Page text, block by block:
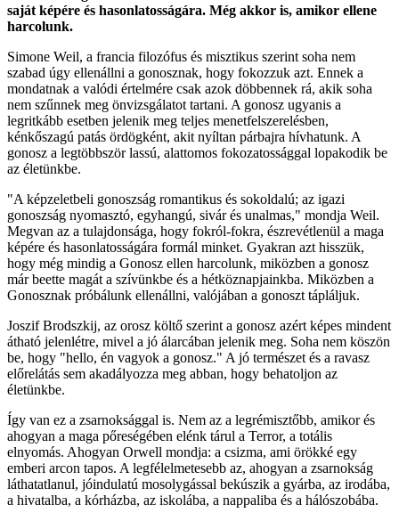
saját képére és hasonlatosságára. Még akkor is, amikor ellene
harcolunk.
Simone Weil, a francia filozófus és misztikus szerint soha nem
szabad úgy ellenállni a gonosznak, hogy fokozzuk azt. Ennek a
mondatnak a valódi értelmére csak azok döbbennek rá, akik soha
nem szűnnek meg önvizsgálatot tartani. A gonosz ugyanis a
legritkább esetben jelenik meg teljes menetfelszerelésben,
kénkőszagú patás ördögként, akit nyíltan párbajra hívhatunk. A
gonosz a legtöbbször lassú, alattomos fokozatossággal lopakodik be
az életünkbe.
"A képzeletbeli gonoszság romantikus és sokoldalú; az igazi
gonoszság nyomasztó, egyhangú, sivár és unalmas," mondja Weil.
Megvan az a tulajdonsága, hogy fokról-fokra, észrevétlenül a maga
képére és hasonlatosságára formál minket. Gyakran azt hisszük,
hogy még mindig a Gonosz ellen harcolunk, miközben a gonosz
már beette magát a szívünkbe és a hétköznapjainkba. Miközben a
Gonosznak próbálunk ellenállni, valójában a gonoszt tápláljuk.
Joszif Brodszkij, az orosz költő szerint a gonosz azért képes mindent
átható jelenlétre, mivel a jó álarcában jelenik meg. Soha nem köszön
be, hogy "hello, én vagyok a gonosz." A jó természet és a ravasz
előrelátás sem akadályozza meg abban, hogy behatoljon az
életünkbe.
Így van ez a zsarnoksággal is. Nem az a legrémisztőbb, amikor és
ahogyan a maga pőreségében elénk tárul a Terror, a totális
elnyomás. Ahogyan Orwell mondja: a csizma, ami örökké egy
emberi arcon tapos. A legfélelmetesebb az, ahogyan a zsarnokság
láthatatlanul, jóindulatú mosolygással bekúszik a gyárba, az irodába,
a hivatalba, a kórházba, az iskolába, a nappaliba és a hálószobába.